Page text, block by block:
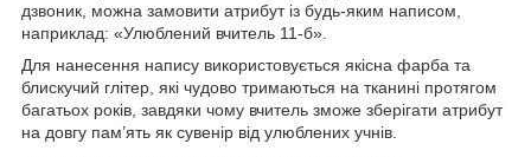
дзвоник, можна замовити атрибут із будь-яким написом,
наприклад: «Улюблений вчитель 11-б».
Для нанесення напису використовується якісна фарба та
блискучий глітер, які чудово тримаються на тканині протягом
багатьох років, завдяки чому вчитель зможе зберігати атрибут
на довгу пам’ять як сувенір від улюблених учнів.